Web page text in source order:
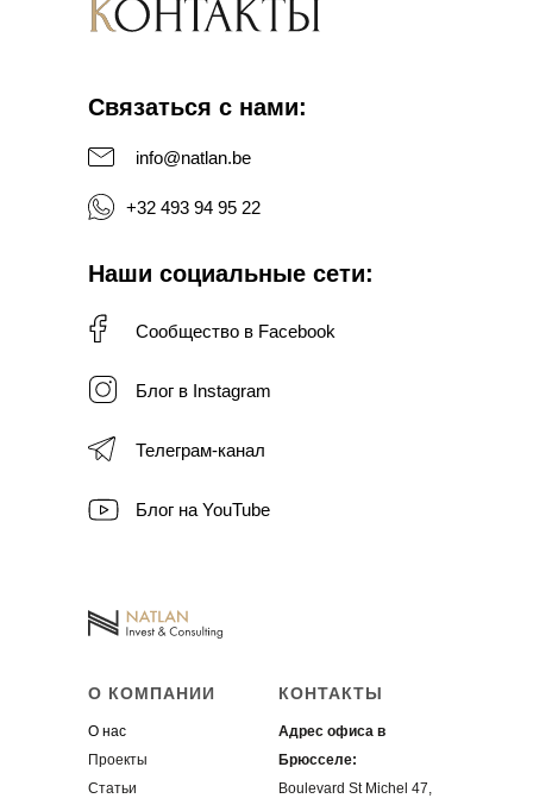
info@natlan.be
Блог на YouTube
Связаться с нами:
Наши социальные сети:
Блог в Instagram
Телеграм-канал
Сообщество в Facebook
+32 493 94 95 22
О КОМПАНИИ
О нас
Проекты
Статьи
КОНТАКТЫ
Адрес офиса в
Брюсселе:
Boulevard St Michel 47,